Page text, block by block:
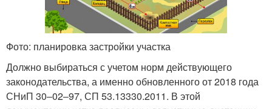
Фото: планировка застройки участка
Должно выбираться с учетом норм действующего
законодательства, а именно обновленного от 2018 года
СНиП 30‒02‒97, СП 53.13330.2011. В этой